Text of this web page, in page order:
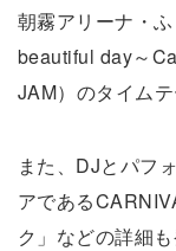
朝霧アリーナ・
beautiful day～
JAM）のタイムテ
また、DJとパフ
アである
ク」などの詳細も